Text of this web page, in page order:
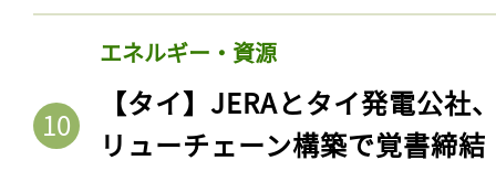
エネルギー・資源
【タイ】JERAとタイ発電公社
リューチェーン構築で覚書締結